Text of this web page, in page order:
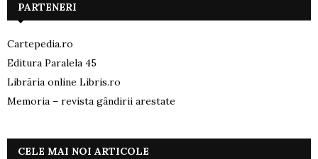
PARTENERI
Cartepedia.ro
Editura Paralela 45
Librăria online Libris.ro
Memoria – revista gândirii arestate
CELE MAI NOI ARTICOLE